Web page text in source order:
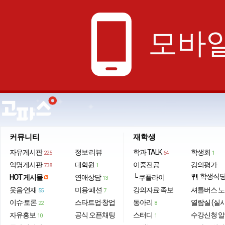
phone_android 모바
커뮤니티
자유게시판 225
익명게시판 738
HOT 게시물
웃음·연재 55
이슈·토론 22
자유홍보 10
정보·리뷰
대학원 1
연애상담 13
미용·패션 7
스타트업·창업
공식 오픈채팅
재학생
학과 TALK 64
이중전공
└ 쿠플라이
강의자료·족보
동아리 8
스터디 1
학생회 1
강의평가
restaurant 학생식
셔틀버스
열람실 (실
수강신청